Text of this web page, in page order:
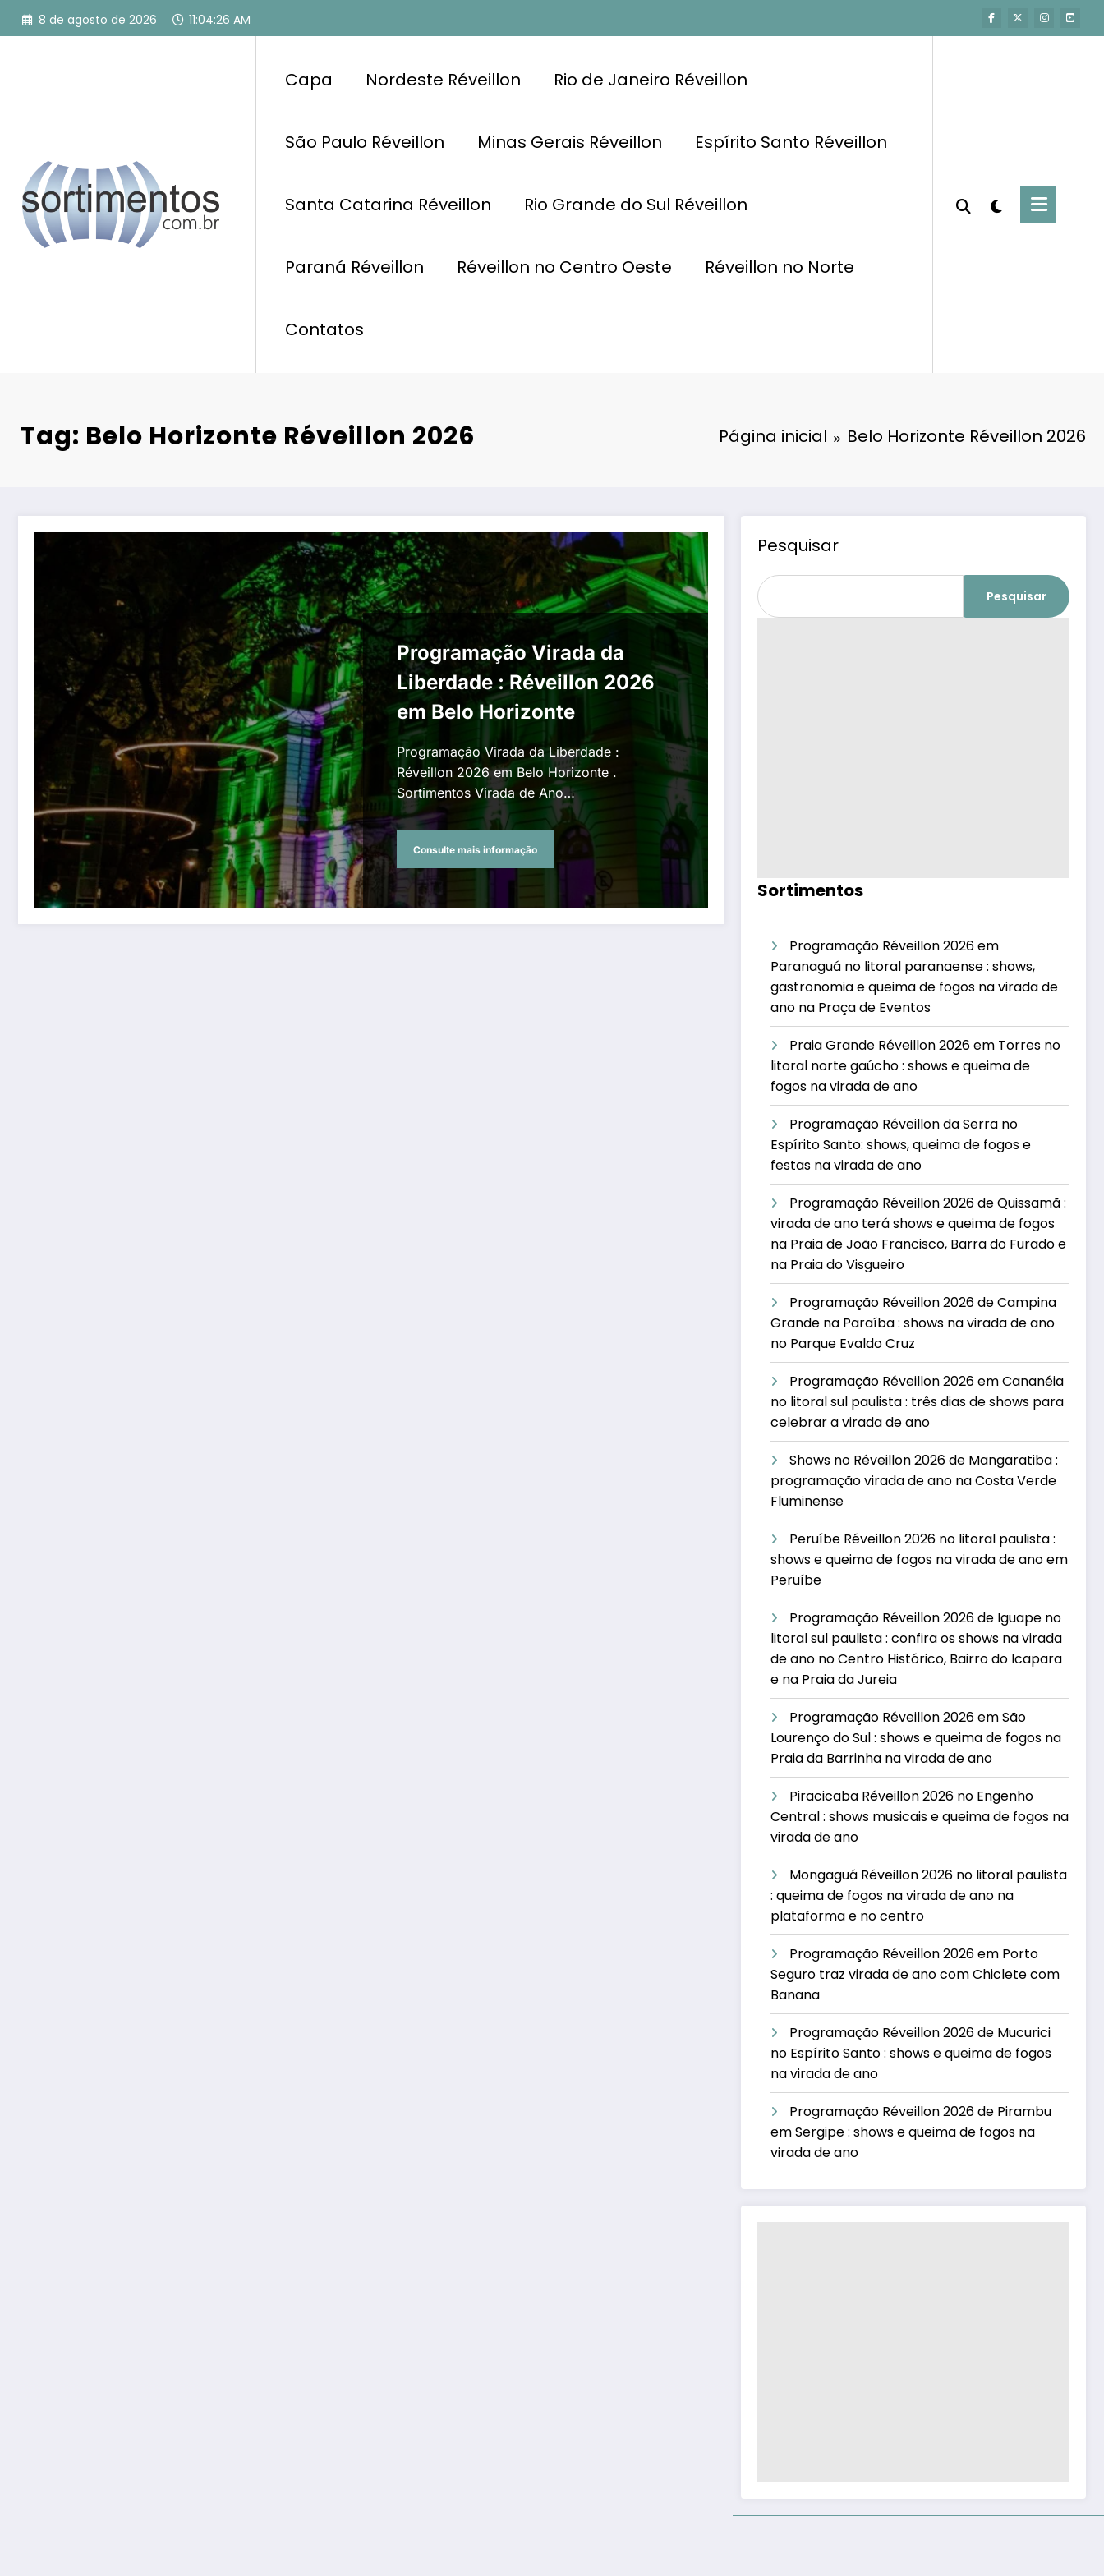
Pular
para
8 de agosto de 2026 11:04:27 AM
Capa Nordeste Réveillon Rio de Janeiro Réveillon
São Paulo Réveillon Minas Gerais Réveillon Espírito Santo Réveillon
Santa Catarina Réveillon Rio Grande do Sul Réveillon
Paraná Réveillon Réveillon no Centro Oeste Réveillon no Norte
Contatos
Tag: Belo Horizonte Réveillon 2026 Página inicial Belo Horizonte Réveillon 2026
Programação Virada da
Liberdade : Réveillon 2026
em Belo Horizonte
Programação Virada da Liberdade :
Réveillon 2026 em Belo Horizonte .
Sortimentos Virada de Ano…
Consulte mais informação
Pesquisar
Pesquisar
Sortimentos
Programação Réveillon 2026 em
Paranaguá no litoral paranaense : shows,
gastronomia e queima de fogos na virada de
ano na Praça de Eventos
Praia Grande Réveillon 2026 em Torres no
litoral norte gaúcho : shows e queima de
fogos na virada de ano
Programação Réveillon da Serra no
Espírito Santo: shows, queima de fogos e
festas na virada de ano
Programação Réveillon 2026 de Quissamã :
virada de ano terá shows e queima de fogos
na Praia de João Francisco, Barra do Furado e
na Praia do Visgueiro
Programação Réveillon 2026 de Campina
Grande na Paraíba : shows na virada de ano
no Parque Evaldo Cruz
Programação Réveillon 2026 em Cananéia
no litoral sul paulista : três dias de shows para
celebrar a virada de ano
Shows no Réveillon 2026 de Mangaratiba :
programação virada de ano na Costa Verde
Fluminense
Peruíbe Réveillon 2026 no litoral paulista :
shows e queima de fogos na virada de ano em
Peruíbe
Programação Réveillon 2026 de Iguape no
litoral sul paulista : confira os shows na virada
de ano no Centro Histórico, Bairro do Icapara
e na Praia da Jureia
Programação Réveillon 2026 em São
Lourenço do Sul : shows e queima de fogos na
Praia da Barrinha na virada de ano
Piracicaba Réveillon 2026 no Engenho
Central : shows musicais e queima de fogos na
virada de ano
Mongaguá Réveillon 2026 no litoral paulista
: queima de fogos na virada de ano na
plataforma e no centro
Programação Réveillon 2026 em Porto
Seguro traz virada de ano com Chiclete com
Banana
Programação Réveillon 2026 de Mucurici
no Espírito Santo : shows e queima de fogos
na virada de ano
Programação Réveillon 2026 de Pirambu
em Sergipe : shows e queima de fogos na
virada de ano